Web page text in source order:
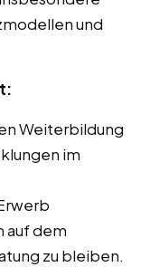
und
Weiterbildung
im
auf dem
zu bleiben.